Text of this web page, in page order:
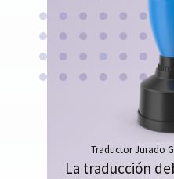
Traductor Jurado
La traducción